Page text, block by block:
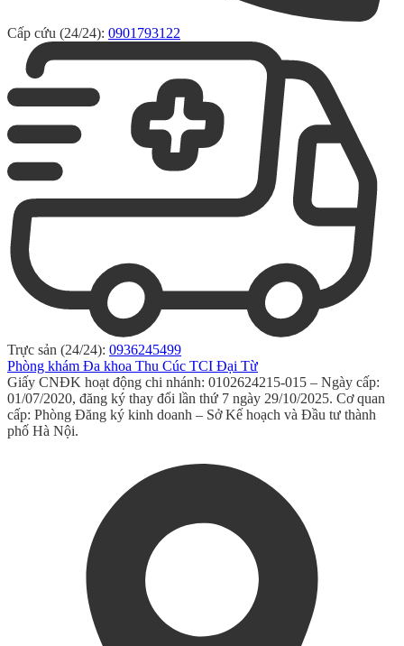
Cấp cứu (24/24): 0901793122
Trực sản (24/24): 0936245499
Phòng khám Đa khoa Thu Cúc TCI Đại Từ
Giấy CNĐK hoạt động chi nhánh: 0102624215-015 – Ngày cấp:
01/07/2020, đăng ký thay đổi lần thứ 7 ngày 29/10/2025. Cơ quan
cấp: Phòng Đăng ký kinh doanh – Sở Kế hoạch và Đầu tư thành
phố Hà Nội.